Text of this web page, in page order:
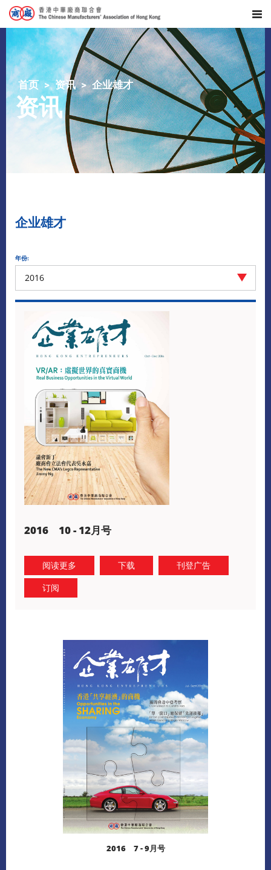
首页 资讯 企业雄才
资讯
企业雄才
年份:
2016
2016 10 - 12月号
阅读更多 下载
刊登广告
订阅
2016 7 - 9月号